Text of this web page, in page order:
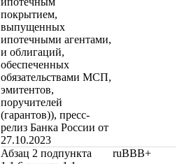
покрытием,
выпущенных
ипотечными агентами,
и облигаций,
обеспеченных
обязательствами МСП,
эмитентов,
поручителей
(гарантов)), пресс-
релиз Банка России от
27.10.2023
Абзац 2 подпункта
ruBBB+